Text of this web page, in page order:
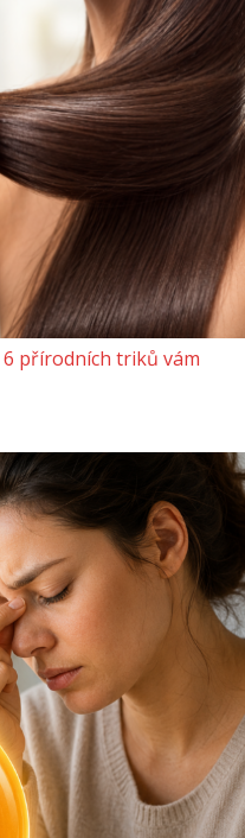
6 přírodních triků vám